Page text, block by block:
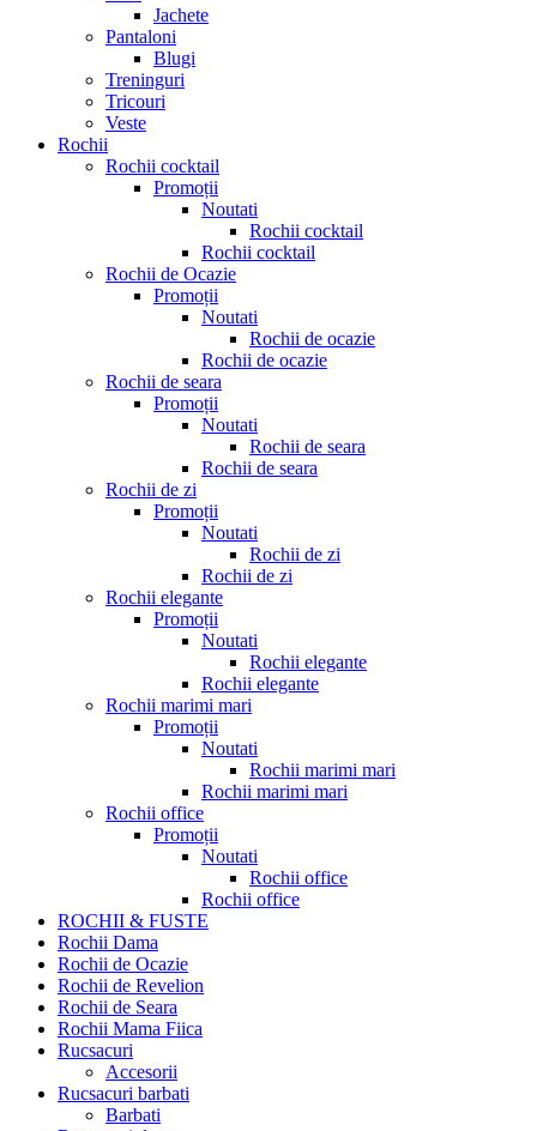
Jachete
Pantaloni
Blugi
Treninguri
Tricouri
Veste
Rochii
Rochii cocktail
Promoții
Noutati
Rochii cocktail
Rochii cocktail
Rochii de Ocazie
Promoții
Noutati
Rochii de ocazie
Rochii de ocazie
Rochii de seara
Promoții
Noutati
Rochii de seara
Rochii de seara
Rochii de zi
Promoții
Noutati
Rochii de zi
Rochii de zi
Rochii elegante
Promoții
Noutati
Rochii elegante
Rochii elegante
Rochii marimi mari
Promoții
Noutati
Rochii marimi mari
Rochii marimi mari
Rochii office
Promoții
Noutati
Rochii office
Rochii office
ROCHII & FUSTE
Rochii Dama
Rochii de Ocazie
Rochii de Revelion
Rochii de Seara
Rochii Mama Fiica
Rucsacuri
Accesorii
Rucsacuri barbati
Barbati